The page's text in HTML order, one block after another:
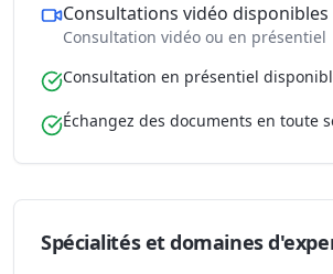
Consultations vidéo disponibles
Consultation vidéo ou en présentiel
Consultation en présentiel
Échangez des documents en toute
Spécialités et domaines